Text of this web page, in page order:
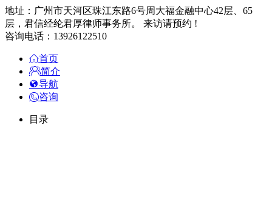
地址：广州市天河区珠江东路6号周大福金融中心42层、65
层，君信经纶君厚律师事务所。 来访请预约 !
咨询电话：13926122510
首页
简介
导航
咨询
目录